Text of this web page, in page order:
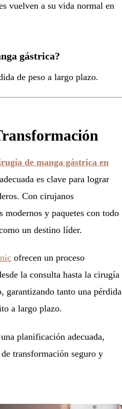
vuelven a su vida normal en
gástrica?
de peso a largo plazo.
de manga gástrica en
es clave para lograr
Con cirujanos
modernos y paquetes con todo
un destino líder.
ofrecen un proceso
la consulta hasta la cirugía
garantizando tanto una pérdida
a largo plazo.
planificación adecuada,
transformación seguro y